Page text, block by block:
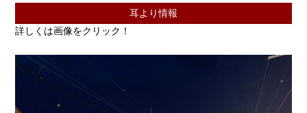
耳より情報
詳しくは画像をクリック！